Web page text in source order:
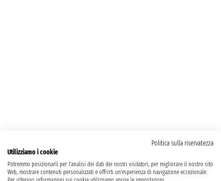
Politica sulla riservatezza
Utilizziamo i cookie
Potremmo posizionarli per l'analisi dei dati dei nostri visitatori, per migliorare il nostro sito
Web, mostrare contenuti personalizzati e offrirti un'esperienza di navigazione eccezionale.